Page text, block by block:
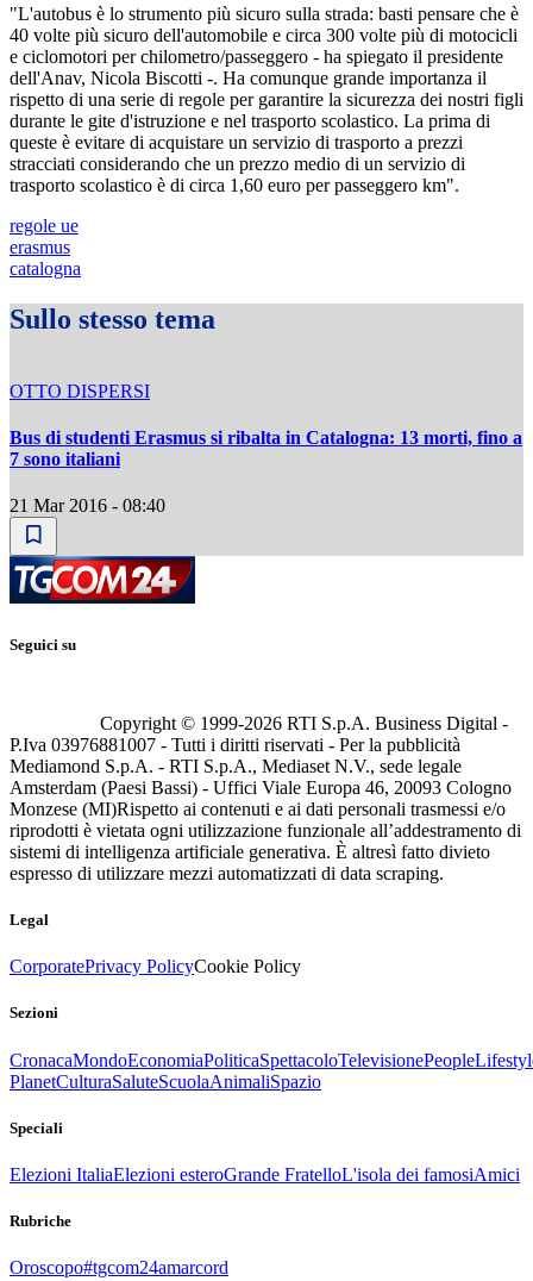
"L'autobus è lo strumento più sicuro sulla strada: basti pensare che è
40 volte più sicuro dell'automobile e circa 300 volte più di motocicli
e ciclomotori per chilometro/passeggero - ha spiegato il presidente
dell'Anav, Nicola Biscotti -. Ha comunque grande importanza il
rispetto di una serie di regole per garantire la sicurezza dei nostri figli
durante le gite d'istruzione e nel trasporto scolastico. La prima di
queste è evitare di acquistare un servizio di trasporto a prezzi
stracciati considerando che un prezzo medio di un servizio di
trasporto scolastico è di circa 1,60 euro per passeggero km".
regole ue
erasmus
catalogna
Sullo stesso tema
OTTO DISPERSI
Bus di studenti Erasmus si ribalta in Catalogna: 13 morti, fino a
7 sono italiani
21 Mar 2016 - 08:40
Seguici su
Copyright © 1999-2026 RTI S.p.A. Business Digital -
P.Iva 03976881007 - Tutti i diritti riservati - Per la pubblicità
Mediamond S.p.A. - RTI S.p.A., Mediaset N.V., sede legale
Amsterdam (Paesi Bassi) - Uffici Viale Europa 46, 20093 Cologno
Monzese (MI)Rispetto ai contenuti e ai dati personali trasmessi e/o
riprodotti è vietata ogni utilizzazione funzionale all’addestramento di
sistemi di intelligenza artificiale generativa. È altresì fatto divieto
espresso di utilizzare mezzi automatizzati di data scraping.
Legal
CorporatePrivacy PolicyCookie Policy
Sezioni
CronacaMondoEconomiaPoliticaSpettacoloTelevisionePeople
PlanetCulturaSaluteScuolaAnimaliSpazio
Speciali
Elezioni ItaliaElezioni esteroGrande FratelloL'isola dei famosiAmici
Rubriche
Oroscopo#tgcom24amarcord